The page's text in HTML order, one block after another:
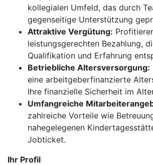
kollegialen Umfeld, das durch
gegenseitige Unterstützung
Attraktive Vergütung:
leistungsgerechten Bezahlung,
Qualifikation und Erfahrung
Betriebliche Altersversorgung:
eine arbeitgeberfinanzierte
Ihre finanzielle Sicherheit im
Umfangreiche
zahlreiche Vorteile wie
nahegelegenen
Jobticket.
Ihr Profil